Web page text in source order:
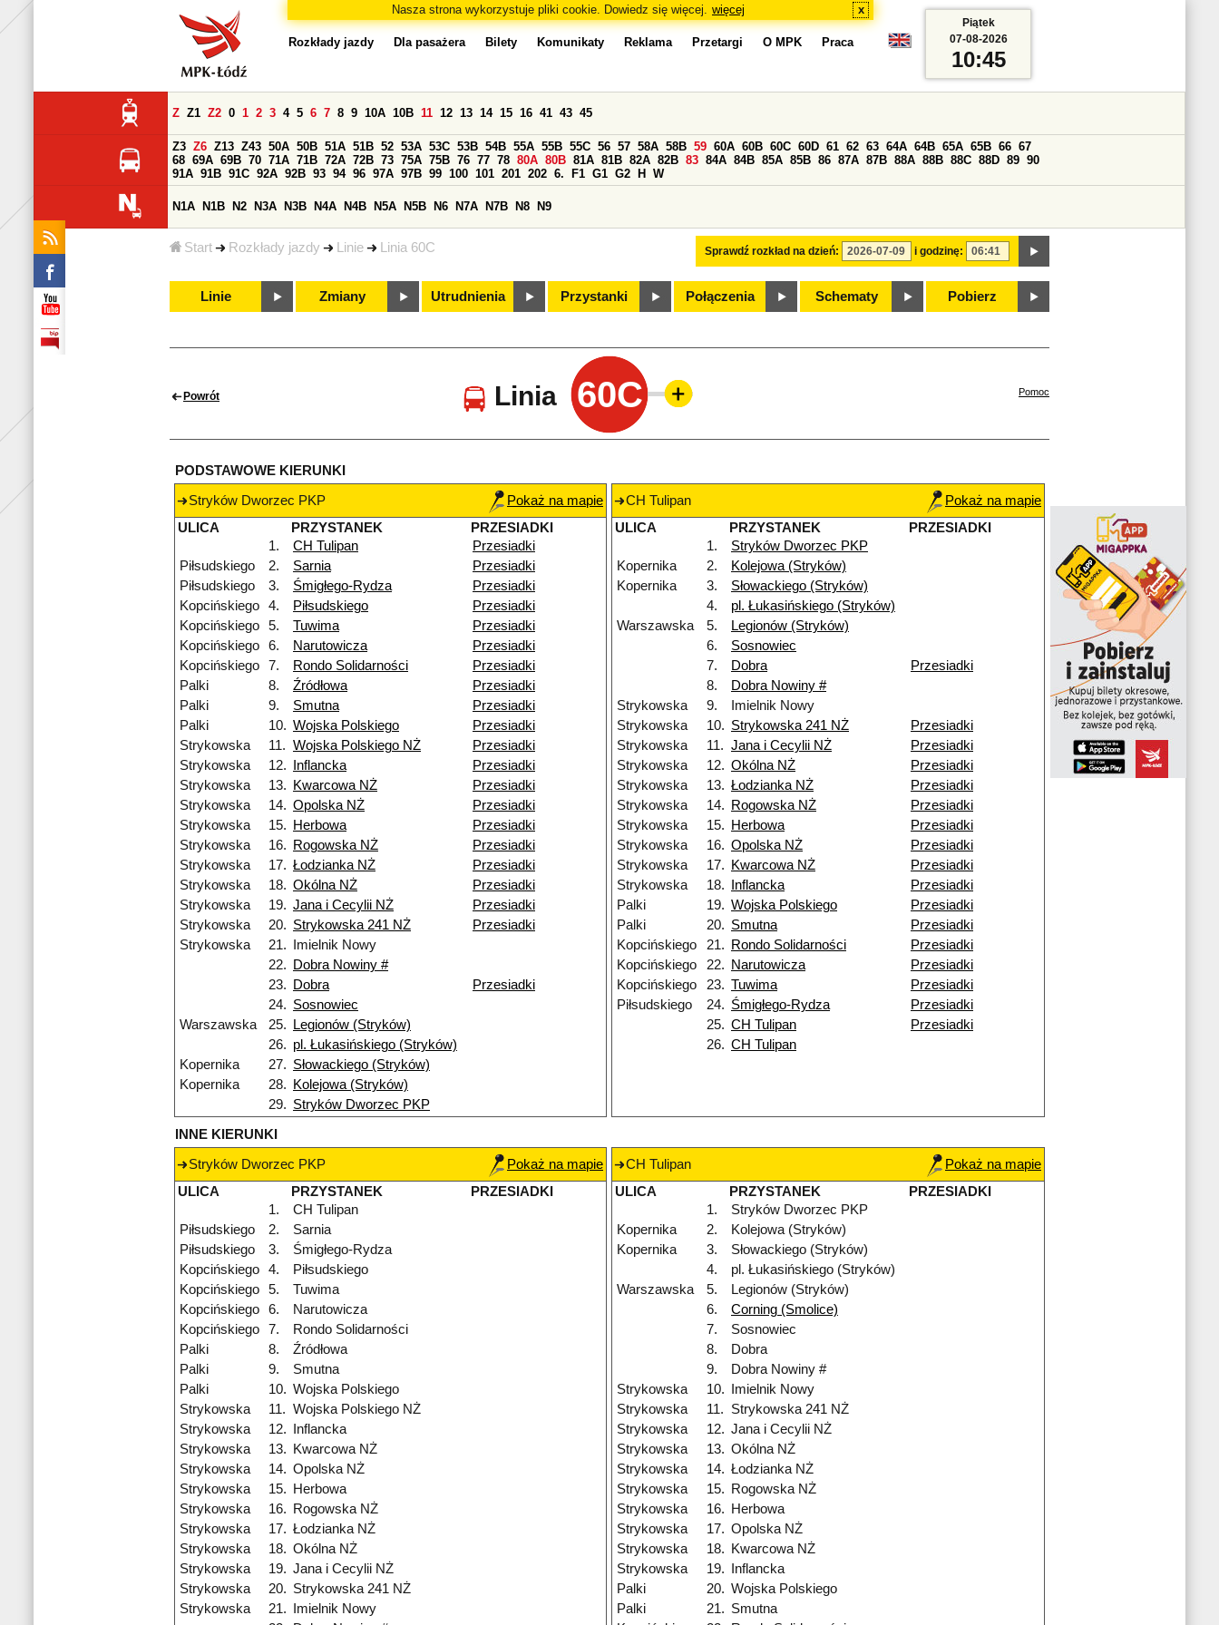
Nasza strona wykorzystuje pliki cookie. Dowiedz się więcej. więcej x
Start Rozkłady jazdy Linie Linia 60C
Rozkłady jazdy Dla pasażera Bilety Komunikaty Reklama Przetargi O MPK Praca
Sprawdź rozkład na dzień: i godzinę:
Z Z1 Z2 0 1 2 3 4 5 6 7 8 9 10A 10B 11 12 13 14 15 16 41 43 45
Z3 Z6 Z13 Z43 50A 50B 51A 51B 52 53A 53C 53B 54B 55A 55B 55C 56 57 58A 58B 59 60A 60B 60C 60D 61 62 63 64A 64B 65A 65B 66 67
68 69A 69B 70 71A 71B 72A 72B 73 75A 75B 76 77 78 80A 80B 81A 81B 82A 82B 83 84A 84B 85A 85B 86 87A 87B 88A 88B 88C 88D 89 90
91A 91B 91C 92A 92B 93 94 96 97A 97B 99 100 101 201 202 6. F1 G1 G2 H W
N1A N1B N2 N3A N3B N4A N4B N5A N5B N6 N7A N7B N8 N9
Linie Zmiany Utrudnienia Przystanki Połączenia Schematy Pobierz
Piątek
07-08-2026
10:45
Powrót Linia 60C Pomoc
PODSTAWOWE KIERUNKI
Stryków Dworzec PKP
Pokaż na mapie
ULICA
PRZYSTANEK
PRZESIADKI
1.
CH Tulipan
Przesiadki
Piłsudskiego
2. Sarnia
Przesiadki
Piłsudskiego
3. Śmigłego-Rydza
Przesiadki
Kopcińskiego
4. Piłsudskiego
Przesiadki
Kopcińskiego
5. Tuwima
Przesiadki
Kopcińskiego
6. Narutowicza
Przesiadki
Kopcińskiego
7. Rondo Solidarności
Przesiadki
Palki
8. Źródłowa
Przesiadki
Palki
9. Smutna
Przesiadki
Palki
10. Wojska Polskiego
Przesiadki
Strykowska
11. Wojska Polskiego NŻ
Przesiadki
Strykowska
12. Inflancka
Przesiadki
Strykowska
13. Kwarcowa NŻ
Przesiadki
Strykowska
14. Opolska NŻ
Przesiadki
Strykowska
15. Herbowa
Przesiadki
Strykowska
16. Rogowska NŻ
Przesiadki
Strykowska
17. Łodzianka NŻ
Przesiadki
Strykowska
18. Okólna NŻ
Przesiadki
Strykowska
19. Jana i Cecylii NŻ
Przesiadki
Strykowska
20. Strykowska 241 NŻ
Przesiadki
Strykowska
21.
Imielnik Nowy
22.
Dobra Nowiny #
23.
Dobra
Przesiadki
24. Sosnowiec
Warszawska
25.
Legionów (Stryków)
26. pl. Łukasińskiego (Stryków)
Kopernika
27. Słowackiego (Stryków)
Kopernika
28.
Kolejowa (Stryków)
29. Stryków Dworzec PKP
CH Tulipan
Pokaż na mapie
ULICA
PRZYSTANEK
PRZESIADKI
1.
Stryków Dworzec PKP
Kopernika
2.
Kolejowa (Stryków)
Kopernika
3.
Słowackiego (Stryków)
4.
pl. Łukasińskiego (Stryków)
Warszawska
5.
Legionów (Stryków)
6.
Sosnowiec
7.
Dobra
Przesiadki
8.
Dobra Nowiny #
Strykowska
9.
Imielnik Nowy
Strykowska
10. Strykowska 241 NŻ
Przesiadki
Strykowska
11. Jana i Cecylii NŻ
Przesiadki
Strykowska
12. Okólna NŻ
Przesiadki
Strykowska
13. Łodzianka NŻ
Przesiadki
Strykowska
14. Rogowska NŻ
Przesiadki
Strykowska
15. Herbowa
Przesiadki
Strykowska
16. Opolska NŻ
Przesiadki
Strykowska
17. Kwarcowa NŻ
Przesiadki
Strykowska
18. Inflancka
Przesiadki
Palki
19. Wojska Polskiego
Przesiadki
Palki
20. Smutna
Przesiadki
Kopcińskiego
21. Rondo Solidarności
Przesiadki
Kopcińskiego
22. Narutowicza
Przesiadki
Kopcińskiego
23. Tuwima
Przesiadki
Piłsudskiego
24. Śmigłego-Rydza
Przesiadki
25. CH Tulipan
Przesiadki
26. CH Tulipan
INNE KIERUNKI
Stryków Dworzec PKP
Pokaż na mapie
ULICA
PRZYSTANEK
PRZESIADKI
1.
CH Tulipan
Piłsudskiego
2.
Sarnia
Piłsudskiego
3.
Śmigłego-Rydza
Kopcińskiego
4.
Piłsudskiego
Kopcińskiego
5.
Tuwima
Kopcińskiego
6.
Narutowicza
Kopcińskiego
7.
Rondo Solidarności
Palki
8.
Źródłowa
Palki
9.
Smutna
Palki
10. Wojska Polskiego
Strykowska
11. Wojska Polskiego NŻ
Strykowska
12.
Inflancka
Strykowska
13.
Kwarcowa NŻ
Strykowska
14. Opolska NŻ
Strykowska
15.
Herbowa
Strykowska
16.
Rogowska NŻ
Strykowska
17. Łodzianka NŻ
Strykowska
18. Okólna NŻ
Strykowska
19. Jana i Cecylii NŻ
Strykowska
20. Strykowska 241 NŻ
Strykowska
21.
Imielnik Nowy
CH Tulipan
Pokaż na mapie
ULICA
PRZYSTANEK
PRZESIADKI
1.
Stryków Dworzec PKP
Kopernika
2.
Kolejowa (Stryków)
Kopernika
3.
Słowackiego (Stryków)
4.
pl. Łukasińskiego (Stryków)
Warszawska
5.
Legionów (Stryków)
6.
Corning (Smolice)
7.
Sosnowiec
8.
Dobra
9.
Dobra Nowiny #
Strykowska
10.
Imielnik Nowy
Strykowska
11.
Strykowska 241 NŻ
Strykowska
12. Jana i Cecylii NŻ
Strykowska
13. Okólna NŻ
Strykowska
14. Łodzianka NŻ
Strykowska
15.
Rogowska NŻ
Strykowska
16.
Herbowa
Strykowska
17. Opolska NŻ
Strykowska
18.
Kwarcowa NŻ
Strykowska
19.
Inflancka
Palki
20. Wojska Polskiego
Palki
21. Smutna